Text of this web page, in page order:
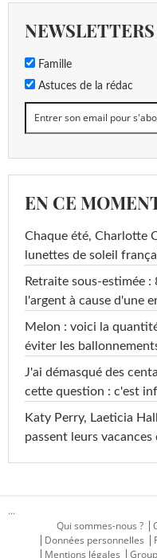
NEWSLETTERS
Famille
Astuces de la rédac
EN CE
Chaque été, Charlotte
lunettes de soleil
Retraite sous-estimée
l'argent à cause d'une
Melon : voici la
éviter les
J'ai démasqué des
cette question : c'est
Katy Perry, Laeticia
passent leurs vacances
...
Qui sommes-nous ?
Données personnelles
Mentions légales